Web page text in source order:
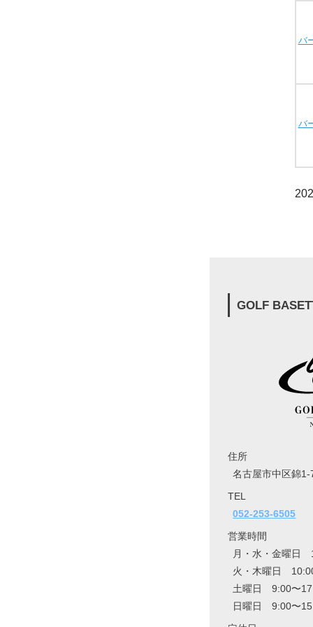
バ
バ
GOLF
住所
名古屋市中区錦
TEL
052-253-6505
営業時間
月・水・金曜日
火・木曜日
土曜日 9:00〜
日曜日 9:00〜